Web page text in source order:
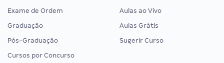
Exame de Ordem
Graduação
Pós-Graduação
Cursos por Concurso
Aulas ao Vivo
Aulas Grátis
Sugerir Curso